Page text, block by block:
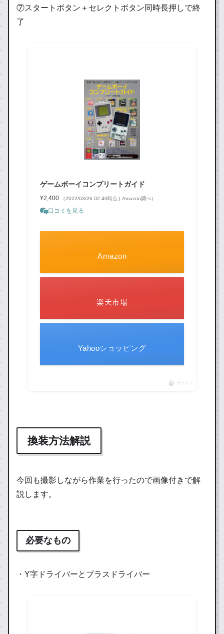
⑦スタートボタン＋セレクトボタン同時長押しで終
了
ゲームボーイコンプリートガイド
¥2,400 （2022/03/26 02:40時点 | Amazon調べ）
口コミを見る
Amazon
楽天市場
Yahooショッピング
ポチップ
換装方法解説
今回も撮影しながら作業を行ったので画像付きで解
説します。
必要なもの
・Y字ドライバーとプラスドライバー